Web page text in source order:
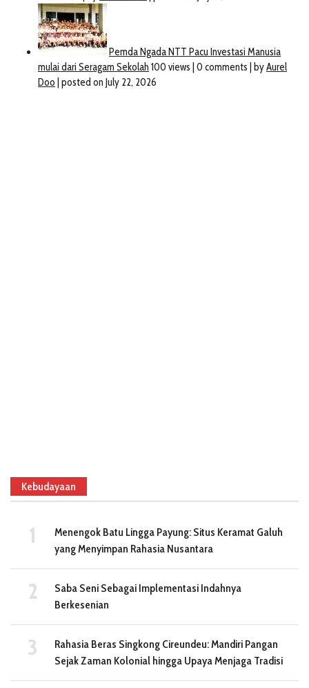
Kebudayaan
Menengok Batu Lingga Payung: Situs Keramat Galuh
yang Menyimpan Rahasia Nusantara
Saba Seni Sebagai Implementasi Indahnya
Berkesenian
Rahasia Beras Singkong Cireundeu: Mandiri Pangan
Sejak Zaman Kolonial hingga Upaya Menjaga Tradisi